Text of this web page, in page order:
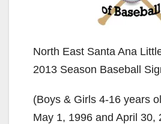
North East Santa Ana
2013 Season Baseball
(Boys & Girls 4-16 years
May 1, 1996 and April 30,